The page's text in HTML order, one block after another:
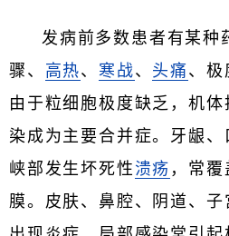
发病前多数患者有某种
骤、 高热、寒战、 头痛 、极
由于粒细胞极度缺乏，机
染成为主要合并症。牙龈
峡部发生坏死性 溃疡 ，常
膜。皮肤、鼻腔、阴道、子